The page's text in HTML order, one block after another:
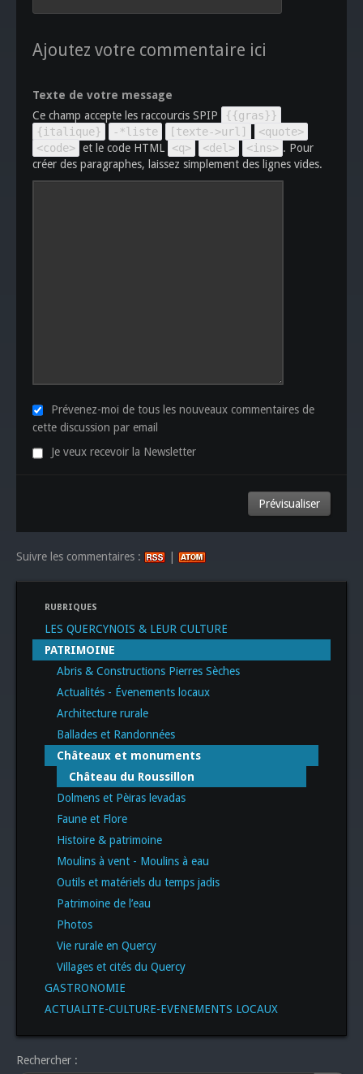
Ajoutez votre commentaire ici
Texte de votre message
Ce champ accepte les raccourcis SPIP
{{gras}}
{italique}
-*liste [texte->url]
<quote>
<code> et le code HTML <q> <del> <ins> . Pour
créer des paragraphes, laissez simplement des lignes vides.
Prévenez-moi de tous les nouveaux commentaires de
cette discussion par email
Je veux recevoir la Newsletter
Suivre les commentaires : |
RUBRIQUES
LES QUERCYNOIS & LEUR CULTURE
PATRIMOINE
Abris & Constructions Pierres Sèches
Actualités - Évenements locaux
Architecture rurale
Ballades et Randonnées
Châteaux et monuments
Château du Roussillon
Dolmens et Pèiras levadas
Faune et Flore
Histoire & patrimoine
Moulins à vent - Moulins à eau
Outils et matériels du temps jadis
Patrimoine de l’eau
Photos
Vie rurale en Quercy
Villages et cités du Quercy
GASTRONOMIE
ACTUALITE-CULTURE-EVENEMENTS LOCAUX
Rechercher :